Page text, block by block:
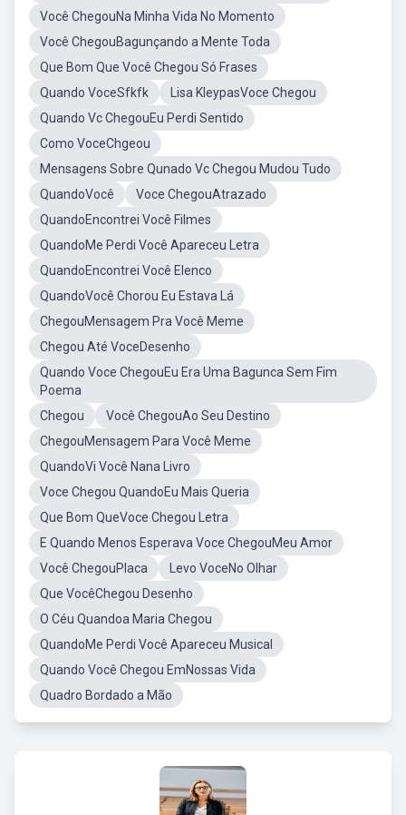
Você ChegouNa Minha Vida No Momento
Você ChegouBagunçando a Mente Toda
Que Bom Que Você Chegou Só Frases
Quando VoceSfkfk
Lisa KleypasVoce Chegou
Quando Vc ChegouEu Perdi Sentido
Como VoceChgeou
Mensagens Sobre Qunado Vc Chegou Mudou Tudo
QuandoVocê
Voce ChegouAtrazado
QuandoEncontrei Você Filmes
QuandoMe Perdi Você Apareceu Letra
QuandoEncontrei Você Elenco
QuandoVocê Chorou Eu Estava Lá
ChegouMensagem Pra Você Meme
Chegou Até VoceDesenho
Quando Voce ChegouEu Era Uma Bagunca Sem Fim
Poema
Chegou
Você ChegouAo Seu Destino
ChegouMensagem Para Você Meme
QuandoVi Você Nana Livro
Voce Chegou QuandoEu Mais Queria
Que Bom QueVoce Chegou Letra
E Quando Menos Esperava Voce ChegouMeu Amor
Você ChegouPlaca
Levo VoceNo Olhar
Que VocêChegou Desenho
O Céu Quandoa Maria Chegou
QuandoMe Perdi Você Apareceu Musical
Quando Você Chegou EmNossas Vida
Quadro Bordado a Mão